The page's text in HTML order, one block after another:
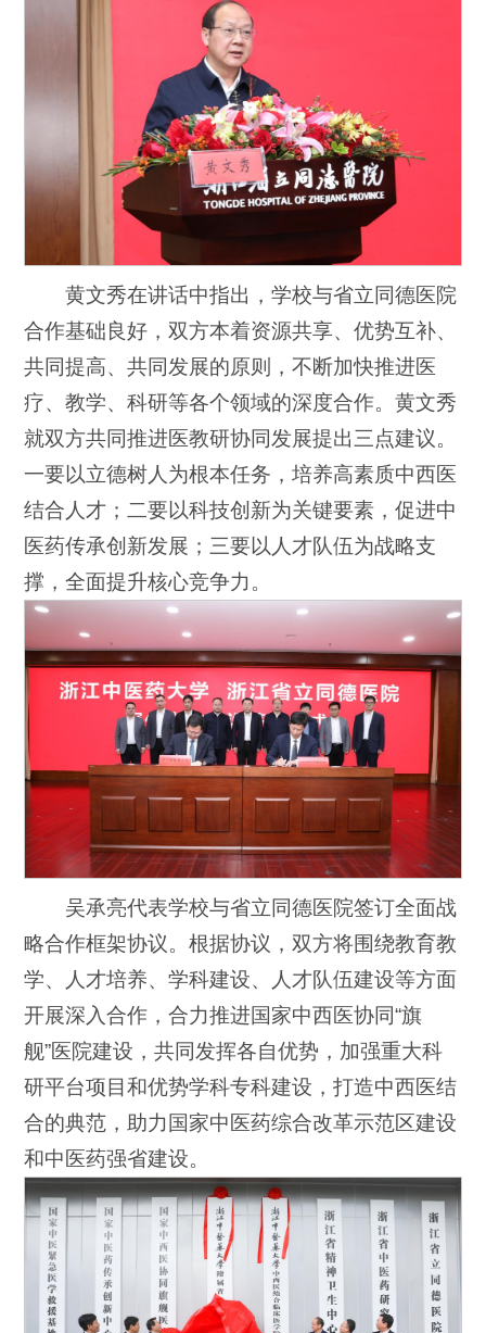
黄文秀在讲话中指出，学校与省立同德医院
合作基础良好，双方本着资源共享、优势互补、
共同提高、共同发展的原则，不断加快推进医
疗、教学、科研等各个领域的深度合作。黄文秀
就双方共同推进医教研协同发展提出三点建议。
一要以立德树人为根本任务，培养高素质中西医
结合人才；二要以科技创新为关键要素，促进中
医药传承创新发展；三要以人才队伍为战略支
撑，全面提升核心竞争力。
吴承亮代表学校与省立同德医院签订全面战
略合作框架协议。根据协议，双方将围绕教育教
学、人才培养、学科建设、人才队伍建设等方面
开展深入合作，合力推进国家中西医协同“旗
舰”医院建设，共同发挥各自优势，加强重大科
研平台项目和优势学科专科建设，打造中西医结
合的典范，助力国家中医药综合改革示范区建设
和中医药强省建设。